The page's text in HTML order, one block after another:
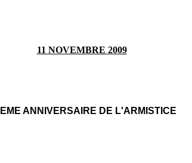
11 NOVEMBRE 2009
ANNIVERSAIRE DE L'ARMISTICE